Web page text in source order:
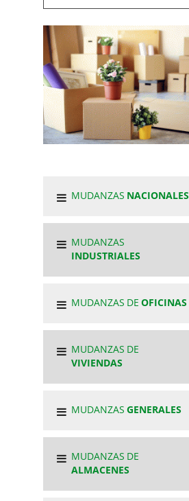
MUDANZAS NACIONALES
MUDANZAS
INDUSTRIALES
MUDANZAS DE OFICINAS
MUDANZAS DE
VIVIENDAS
MUDANZAS GENERALES
MUDANZAS DE
ALMACENES